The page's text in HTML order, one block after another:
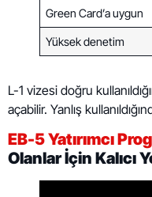
Green Card’a uygun
Yüksek denetim
L-1 vizesi doğru
açabilir. Yanlış
EB-5 Yatırımcı
Olanlar İçin Kalıcı